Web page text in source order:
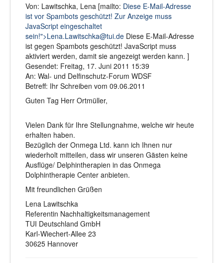
Von: Lawitschka, Lena [mailto: Diese E-Mail-Adresse
ist vor Spambots geschützt! Zur Anzeige muss
JavaScript eingeschaltet
sein!">Lena.Lawitschka@tui.de Diese E-Mail-Adresse
ist gegen Spambots geschützt! JavaScript muss
aktiviert werden, damit sie angezeigt werden kann. ]
Gesendet: Freitag, 17. Juni 2011 15:39
An: Wal- und Delfinschutz-Forum WDSF
Betreff: Ihr Schreiben vom 09.06.2011
Guten Tag Herr Ortmüller,
Vielen Dank für Ihre Stellungnahme, welche wir heute
erhalten haben.
Bezüglich der Onmega Ltd. kann ich Ihnen nur
wiederholt mitteilen, dass wir unseren Gästen keine
Ausflüge/ Delphintherapien in das Onmega
Dolphintherapie Center anbieten.
Mit freundlichen Grüßen
Lena Lawitschka
Referentin Nachhaltigkeitsmanagement
TUI Deutschland GmbH
Karl-Wiechert-Allee 23
30625 Hannover